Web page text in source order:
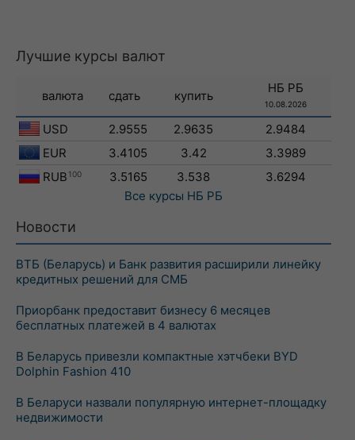
Лучшие курсы валют
валюта сдать купить
НБ РБ
10.08.2026
USD 2.9555 2.9635
2.9484
EUR
3.4105 3.42
3.3989
RUB 100 3.5165 3.538
3.6294
Все курсы НБ РБ
Новости
ВТБ (Беларусь) и Банк развития расширили линейку
кредитных решений для СМБ
Приорбанк предоставит бизнесу 6 месяцев
бесплатных платежей в 4 валютах
В Беларусь привезли компактные хэтчбеки BYD
Dolphin Fashion 410
В Беларуси назвали популярную интернет-площадку
недвижимости